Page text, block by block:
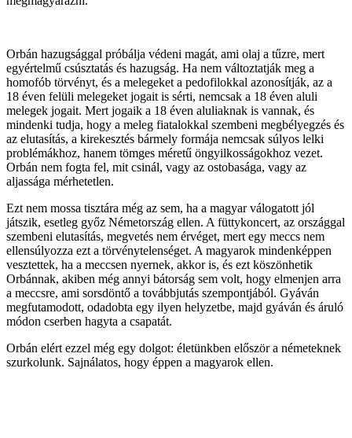
Orbán hazugsággal próbálja védeni magát, ami olaj a tűzre, mert
egyértelmű csúsztatás és hazugság. Ha nem változtatják meg a
homofób törvényt, és a melegeket a pedofilokkal azonosítják, az a
18 éven felüli melegeket jogait is sérti, nemcsak a 18 éven aluli
melegek jogait. Mert jogaik a 18 éven aluliaknak is vannak, és
mindenki tudja, hogy a meleg fiatalokkal szembeni megbélyegzés és
az elutasítás, a kirekesztés bármely formája nemcsak súlyos lelki
problémákhoz, hanem tömges méretű öngyilkosságokhoz vezet.
Orbán nem fogta fel, mit csinál, vagy az ostobasága, vagy az
aljassága mérhetetlen.
Ezt nem mossa tisztára még az sem, ha a magyar válogatott jól
játszik, esetleg győz Németország ellen. A füttykoncert, az országgal
szembeni elutasítás, megvetés nem érvéget, mert egy meccs nem
ellensúlyozza ezt a törvénytelenséget. A magyarok mindenképpen
vesztettek, ha a meccsen nyernek, akkor is, és ezt köszönhetik
Orbánnak, akiben még annyi bátorság sem volt, hogy elmenjen arra
a meccsre, ami sorsdöntő a továbbjutás szempontjából. Gyáván
megfutamodott, odadobta egy ilyen helyzetbe, majd gyáván és áruló
módon cserben hagyta a csapatát.
Orbán elért ezzel még egy dolgot: életünkben először a németeknek
szurkolunk. Sajnálatos, hogy éppen a magyarok ellen.